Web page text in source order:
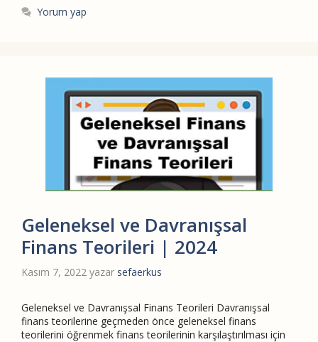
Yorum yap
Geleneksel ve Davranışsal
Finans Teorileri | 2024
Kasım 7, 2022 yazar sefaerkus
Geleneksel ve Davranışsal Finans Teorileri Davranışsal
finans teorilerine geçmeden önce geleneksel finans
teorilerini öğrenmek finans teorilerinin karşılaştırılması için